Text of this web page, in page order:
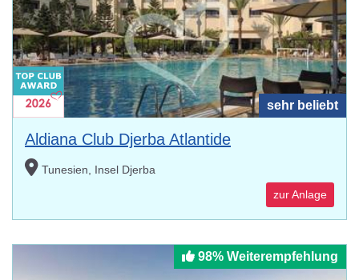
sehr beliebt
Aldiana Club Djerba Atlantide
Tunesien, Insel Djerba
zur Anlage
98% Weiterempfehlung